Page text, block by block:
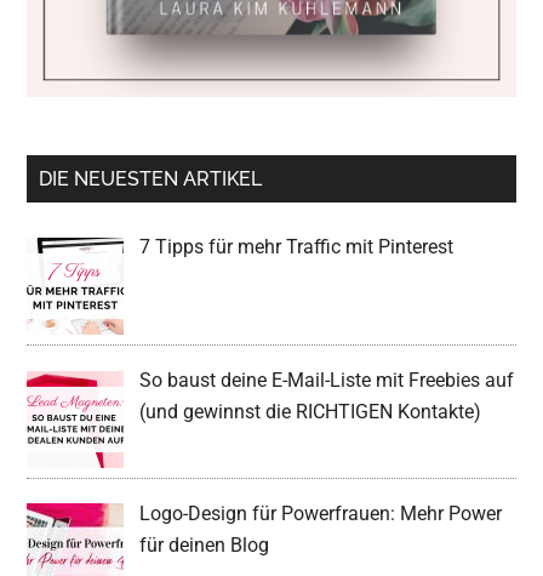
DIE NEUESTEN ARTIKEL
7 Tipps für mehr Traffic mit Pinterest
So baust deine E-Mail-Liste mit Freebies auf
(und gewinnst die RICHTIGEN Kontakte)
Logo-Design für Powerfrauen: Mehr Power
für deinen Blog